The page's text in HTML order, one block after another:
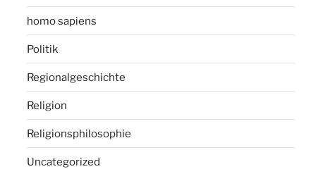
homo sapiens
Politik
Regionalgeschichte
Religion
Religionsphilosophie
Uncategorized